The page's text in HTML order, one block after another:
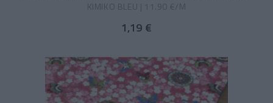
KIMIKO BLEU | 11.90 €/M
1,19 €